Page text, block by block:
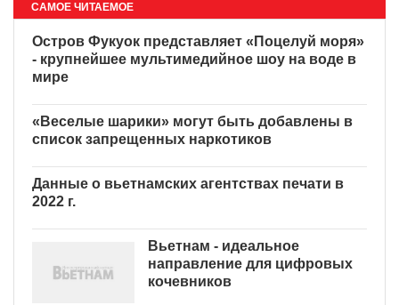
САМОЕ ЧИТАЕМОЕ
Остров Фукуок представляет «Поцелуй моря»
- крупнейшее мультимедийное шоу на воде в
мире
«Веселые шарики» могут быть добавлены в
список запрещенных наркотиков
Данные о вьетнамских агентствах печати в
2022 г.
Вьетнам - идеальное
направление для цифровых
кочевников